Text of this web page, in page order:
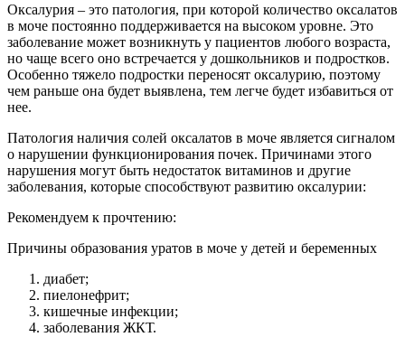
Оксалурия – это патология, при которой количество оксалатов
в моче постоянно поддерживается на высоком уровне. Это
заболевание может возникнуть у пациентов любого возраста,
но чаще всего оно встречается у дошкольников и подростков.
Особенно тяжело подростки переносят оксалурию, поэтому
чем раньше она будет выявлена, тем легче будет избавиться от
нее.
Патология наличия солей оксалатов в моче является сигналом
о нарушении функционирования почек. Причинами этого
нарушения могут быть недостаток витаминов и другие
заболевания, которые способствуют развитию оксалурии:
Рекомендуем к прочтению:
Причины образования уратов в моче у детей и беременных
диабет;
пиелонефрит;
кишечные инфекции;
заболевания ЖКТ.